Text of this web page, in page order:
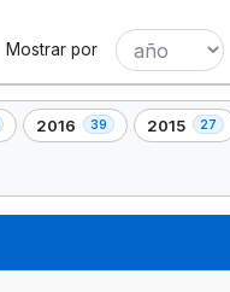
Mostrar por
2016 39
,
2015 27
,